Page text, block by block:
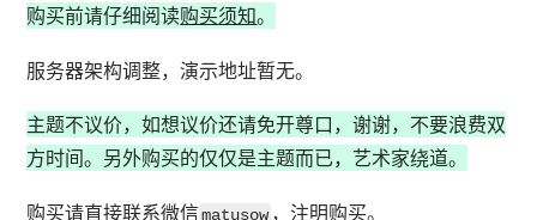
购买前请仔细阅读购买须知。
服务器架构调整，演示地址暂无。
主题不议价，如想议价还请免开尊口，谢谢，不要浪费双
方时间。另外购买的仅仅是主题而已，艺术家绕道。
购买请直接联系微信matusow ，注明购买。